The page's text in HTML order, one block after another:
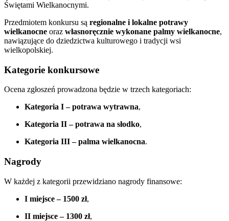
Świętami Wielkanocnymi.
Przedmiotem konkursu są regionalne i lokalne potrawy
wielkanocne oraz własnoręcznie wykonane palmy wielkanocne,
nawiązujące do dziedzictwa kulturowego i tradycji wsi
wielkopolskiej.
Kategorie konkursowe
Ocena zgłoszeń prowadzona będzie w trzech kategoriach:
Kategoria I – potrawa wytrawna,
Kategoria II – potrawa na słodko,
Kategoria III – palma wielkanocna.
Nagrody
W każdej z kategorii przewidziano nagrody finansowe:
I miejsce – 1500 zł,
II miejsce – 1300 zł,